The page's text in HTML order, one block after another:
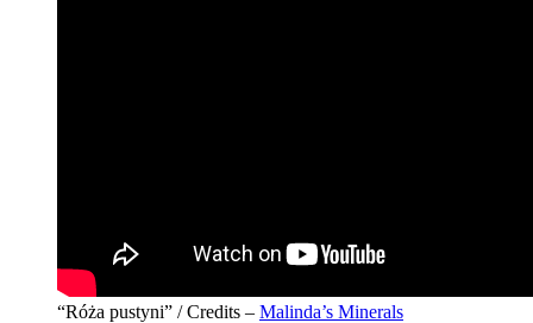
“Róża pustyni” / Credits – Malinda’s Minerals